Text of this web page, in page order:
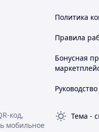
Политика
Правила
Бонусная
код,
мобильное
Тема -